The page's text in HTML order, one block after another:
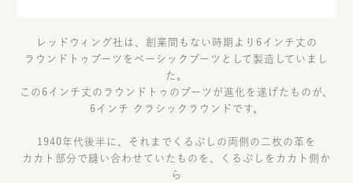
レッドウィング社は、創業間もない時期より6インチ丈の
ラウンドトゥブーツをベーシックブーツとして製造していまし
た。
この6インチ丈のラウンドトゥのブーツが進化を遂げたものが、
6インチ クラシックラウンドです。
1940年代後半に、それまでくるぶしの両側の二枚の革を
カカト部分で縫い合わせていたものを、くるぶしをカカト側か
ら